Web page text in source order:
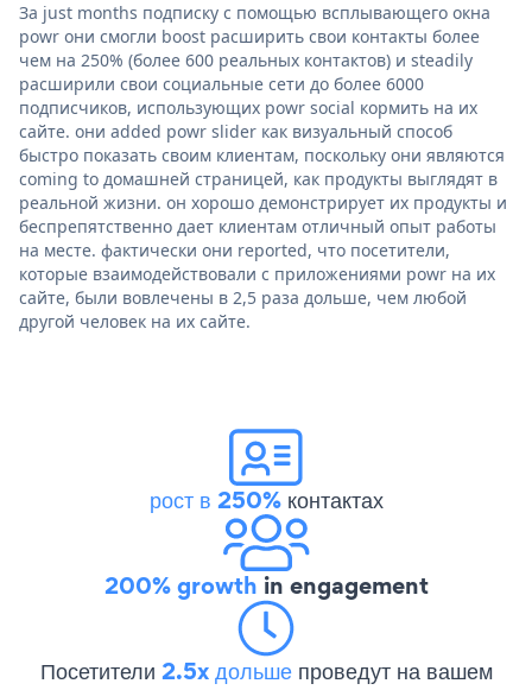
За just months подписку с помощью всплывающего окна
powr они смогли boost расширить свои контакты более
чем на 250% (более 600 реальных контактов) и steadily
расширили свои социальные сети до более 6000
подписчиков, использующих powr social кормить на их
сайте. они added powr slider как визуальный способ
быстро показать своим клиентам, поскольку они являются
coming to домашней страницей, как продукты выглядят в
реальной жизни. он хорошо демонстрирует их продукты и
беспрепятственно дает клиентам отличный опыт работы
на месте. фактически они reported, что посетители,
которые взаимодействовали с приложениями powr на их
сайте, были вовлечены в 2,5 раза дольше, чем любой
другой человек на их сайте.
рост в 250%контактах
200% growth in engagement
Посетители 2.5x дольше проведут на вашем